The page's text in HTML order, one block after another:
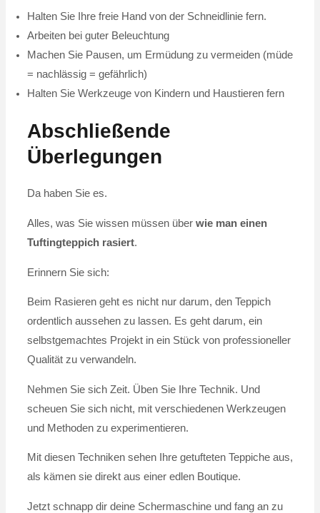
Halten Sie Ihre freie Hand von der Schneidlinie fern.
Arbeiten bei guter Beleuchtung
Machen Sie Pausen, um Ermüdung zu vermeiden (müde
= nachlässig = gefährlich)
Halten Sie Werkzeuge von Kindern und Haustieren fern
Abschließende
Überlegungen
Da haben Sie es.
Alles, was Sie wissen müssen über wie man einen
Tuftingteppich rasiert.
Erinnern Sie sich:
Beim Rasieren geht es nicht nur darum, den Teppich
ordentlich aussehen zu lassen. Es geht darum, ein
selbstgemachtes Projekt in ein Stück von professioneller
Qualität zu verwandeln.
Nehmen Sie sich Zeit. Üben Sie Ihre Technik. Und
scheuen Sie sich nicht, mit verschiedenen Werkzeugen
und Methoden zu experimentieren.
Mit diesen Techniken sehen Ihre getufteten Teppiche aus,
als kämen sie direkt aus einer edlen Boutique.
Jetzt schnapp dir deine Schermaschine und fang an zu